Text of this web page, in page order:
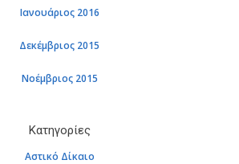
Ιανουάριος 2016
Δεκέμβριος 2015
Νοέμβριος 2015
Κατηγορίες
Αστικό Δίκαιο